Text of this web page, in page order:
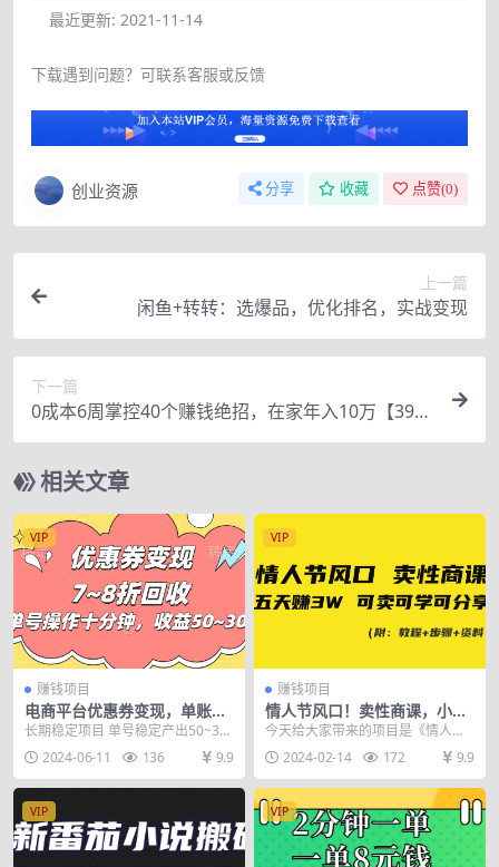
最近更新: 2021-11-14
下载遇到问题？可联系客服或反馈
创业资源 分享 收藏 点赞(0)
上一篇
闲鱼+转转：选爆品，优化排名，实战变现
下一篇
0成本6周掌控40个赚钱绝招，在家年入10万【39节
实战视频独家赚钱精华笔记】
相关文章
VIP
赚钱项目
电商平台优惠券变现，单账号
操作十分钟，日收益50~300
长期稳定项目 单号稳定产出50~30
0+ 可多号批量操作 收益无上限
2024-06-11 136 9.9
VIP
赚钱项目
情人节风口！卖性商课，小白
五天赚3W，可卖可学可分
享！
今天给大家带来的项目是《情人节
风口！卖性商课，小白五天赚3W》
“情人节“，即将来...
2024-02-14 172 9.9
VIP VIP